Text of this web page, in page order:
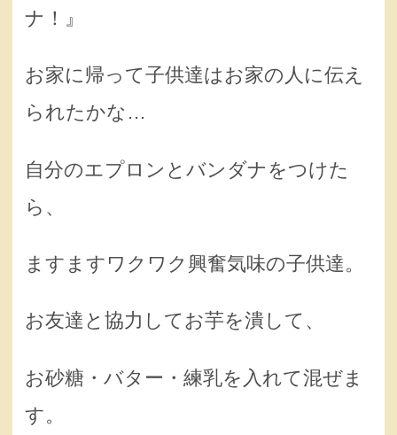
ナ！』
お家に帰って子供達はお家の人に伝え
られたかな…
自分のエプロンとバンダナをつけた
ら、
ますますワクワク興奮気味の子供達。
お友達と協力してお芋を潰して、
お砂糖・バター・練乳を入れて混ぜま
す。